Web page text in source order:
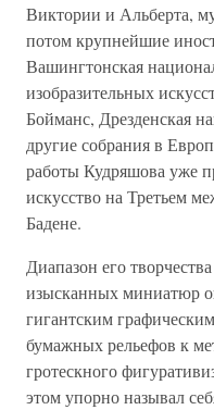
Виктории и Альберта,
потом крупнейшие
Вашингтонская
изобразительных
Бойманс, Дрезденская
другие собрания в
работы Кудряшова уже
искусство на Третьем
Бадене.
Диапазон его
изысканных миниатюр
гигантским
бумажных рельефов к
гротескного
этом упорно называл